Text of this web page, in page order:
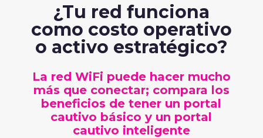
¿Tu red funciona
como costo operativo
o activo estratégico?
La red WiFi puede hacer mucho
más que conectar; compara los
beneficios de tener un portal
cautivo básico y un portal
cautivo inteligente